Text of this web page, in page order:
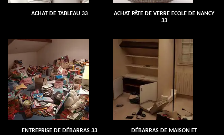
ACHAT DE TABLEAU 33
ACHAT PÂTE DE VERRE ECOLE DE NANCY
33
ENTREPRISE DE DÉBARRAS 33
DÉBARRAS DE MAISON ET